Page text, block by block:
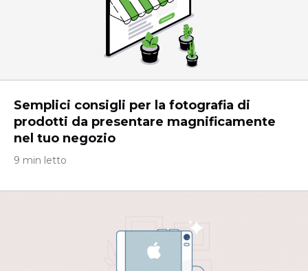
Semplici consigli per la fotografia di
prodotti da presentare magnificamente
nel tuo negozio
9 min letto